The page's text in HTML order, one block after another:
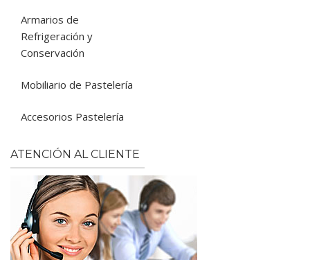
Armarios de
Refrigeración y
Conservación
Mobiliario de Pastelería
Accesorios Pastelería
ATENCIÓN AL CLIENTE